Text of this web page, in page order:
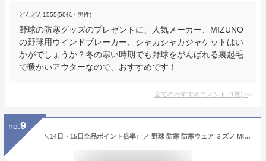
どんどん1555(50代・男性)
野球の防寒グッズのプレゼントに、人気メーカー、MIZUNO
の野球用ウインドブレーカー、シャカシャカジャケットはい
かがでしょうか？冬の寒い時期でも野球をがんばれる裏起毛
で暖かいアウターなので、おすすめです！
全てのおすすめコメント (1件) >
no. 9
＼14日・15日全品ポイント倍率↑↑／ 野球 防寒 防寒ウェア ミズノ MIZUNO ウェア アウター ウエア ウォームアップ トレーニングジャケット ミズノプロ ウェア アウター ウエア 長袖 12JE9J02 野球部 秋冬 秋用 冬用 野球用品 スワロースポーツ